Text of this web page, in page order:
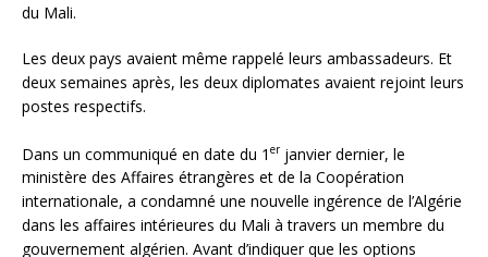
du Mali.
Les deux pays avaient même rappelé leurs ambassadeurs. Et
deux semaines après, les deux diplomates avaient rejoint leurs
postes respectifs.
Dans un communiqué en date du 1 erjanvier dernier, le
ministère des Affaires étrangères et de la Coopération
internationale, a condamné une nouvelle ingérence de l’Algérie
dans les affaires intérieures du Mali à travers un membre du
gouvernement algérien. Avant d’indiquer que les options